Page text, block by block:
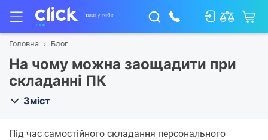
Головна Блог
На чому можна заощадити при
складанні ПК
Зміст
Під час самостійного складання персонального